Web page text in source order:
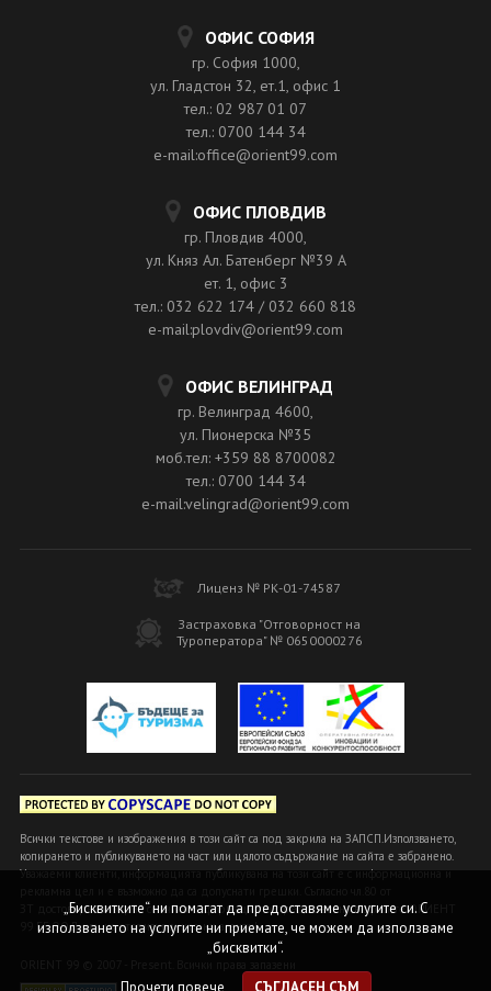
ОФИС СОФИЯ
гр. София 1000,
ул. Гладстон 32, ет.1, офис 1
тел.: 02 987 01 07
тел.: 0700 144 34
e-mail:office@orient99.com
ОФИС ПЛОВДИВ
гр. Пловдив 4000,
ул. Княз Ал. Батенберг №39 A
ет. 1, офис 3
тел.: 032 622 174 / 032 660 818
e-mail:plovdiv@orient99.com
ОФИС ВЕЛИНГРАД
гр. Велинград 4600,
ул. Пионерска №35
моб.тел: +359 88 8700082
тел.: 0700 144 34
e-mail:velingrad@orient99.com
Лиценз № РК-01-74587
Застраховка "Отговорност на
Туроператора" № 0650000276
Всички текстове и изображения в този сайт са под закрила на ЗАПСП.Използването,
копирането и публикуването на част или цялото съдържание на сайта е забранено.
Уважаеми клиенти, информацията публикувана на този сайт е с информационна и
ЗТ достоверна и вярна се счита информацията, предоставена в офисите ОРИЕНТ
99 БГ ООД или на оторизираните ни агенти!
„Бисквитките“ ни помагат да предоставяме услугите си. С
използването на услугите ни приемате, че можем да използваме
„бисквитки“.
Прочети повече СЪГЛАСЕН СЪМ